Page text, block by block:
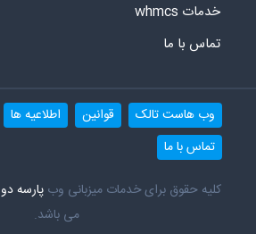
خدمات whmcs
تماس با ما
وب هاست تالک قوانین اطلاعیه ها
تماس با ما
کلیه حقوق برای خدمات میزبانی وبپارسه دو
می باشد.